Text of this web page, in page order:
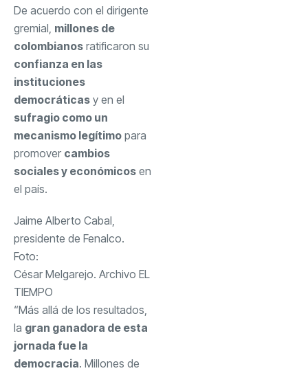
De acuerdo con el dirigente
gremial, millones de
colombianos ratificaron su
confianza en las
instituciones
democráticas y en el
sufragio como un
mecanismo legítimo para
promover cambios
sociales y económicos en
el país.
Jaime Alberto Cabal,
presidente de Fenalco.
Foto:
César Melgarejo. Archivo EL
TIEMPO
“Más allá de los resultados,
la gran ganadora de esta
jornada fue la
democracia. Millones de